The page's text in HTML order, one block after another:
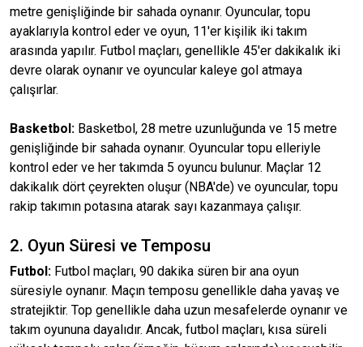
metre genişliğinde bir sahada oynanır. Oyuncular, topu
ayaklarıyla kontrol eder ve oyun, 11'er kişilik iki takım
arasında yapılır. Futbol maçları, genellikle 45'er dakikalık iki
devre olarak oynanır ve oyuncular kaleye gol atmaya
çalışırlar.
Basketbol: Basketbol, 28 metre uzunluğunda ve 15 metre
genişliğinde bir sahada oynanır. Oyuncular topu elleriyle
kontrol eder ve her takımda 5 oyuncu bulunur. Maçlar 12
dakikalık dört çeyrekten oluşur (NBA'de) ve oyuncular, topu
rakip takımın potasına atarak sayı kazanmaya çalışır.
2. Oyun Süresi ve Temposu
Futbol: Futbol maçları, 90 dakika süren bir ana oyun
süresiyle oynanır. Maçın temposu genellikle daha yavaş ve
stratejiktir. Top genellikle daha uzun mesafelerde oynanır ve
takım oyununa dayalıdır. Ancak, futbol maçları, kısa süreli